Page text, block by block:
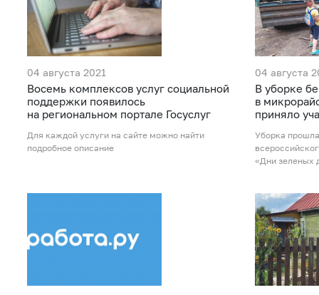
04 августа 2021
Восемь комплексов услуг социальной
поддержки появилось
на региональном портале Госуслуг
Для каждой услуги на сайте можно найти
подробное описание
04 августа
В уборке
в
приняло
Уборка
«Дни зеленых